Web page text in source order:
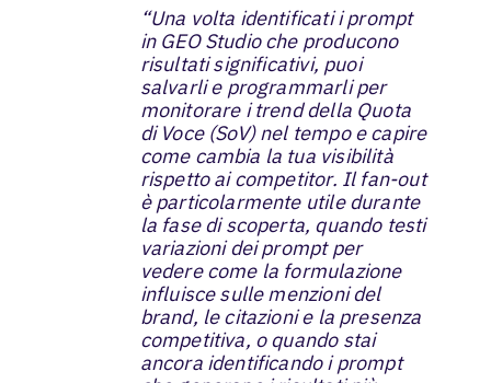
“Una volta identificati i prompt
in GEO Studio che producono
risultati significativi, puoi
salvarli e programmarli per
monitorare i trend della Quota
di Voce (SoV) nel tempo e capire
come cambia la tua visibilità
rispetto ai competitor. Il fan-out
è particolarmente utile durante
la fase di scoperta, quando testi
variazioni dei prompt per
vedere come la formulazione
influisce sulle menzioni del
brand, le citazioni e la presenza
competitiva, o quando stai
ancora identificando i prompt